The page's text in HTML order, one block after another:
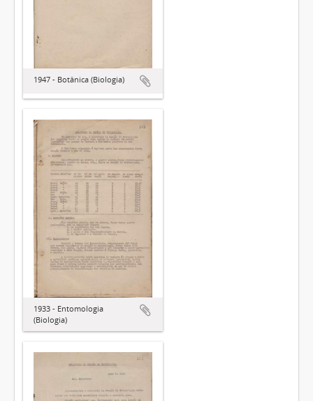
1947 - Botânica (Biologia)
1933 - Entomologia
(Biologia)